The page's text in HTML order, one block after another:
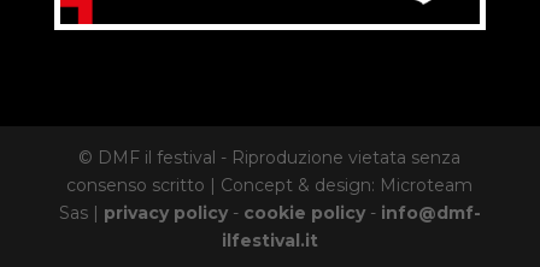
© DMF il festival - Riproduzione vietata senza
consenso scritto | Concept & design: Microteam
Sas | privacy policy- cookie policy- info@dmf-
ilfestival.it